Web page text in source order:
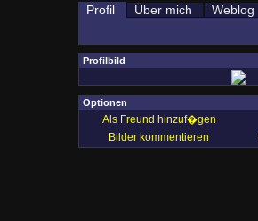
Profil Über mich Weblog
Profilbild
Optionen
Als Freund hinzuf�gen
Bilder kommentieren